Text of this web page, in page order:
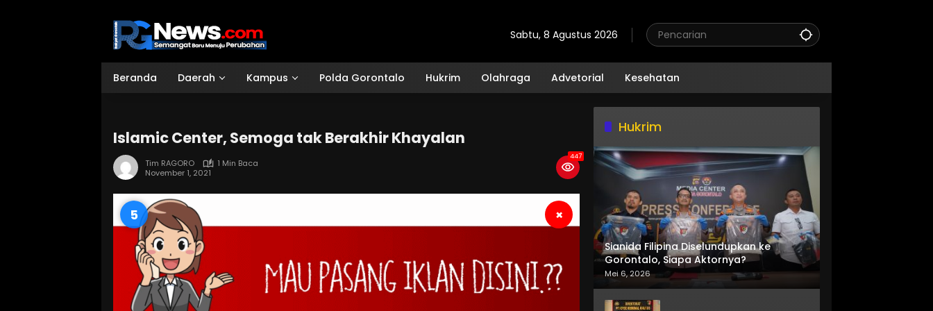
Sabtu, 8 Agustus 2026
Beranda Daerah Kampus Polda Gorontalo Hukrim Olahraga Advetorial Kesehatan
Islamic Center, Semoga tak Berakhir Khayalan
Tim RAGORO
1 Min Baca
November 1, 2021
447
4 ×
Hukrim
Sianida Filipina Diselundupkan ke
Gorontalo, Siapa Aktornya?
Mei 6, 2026